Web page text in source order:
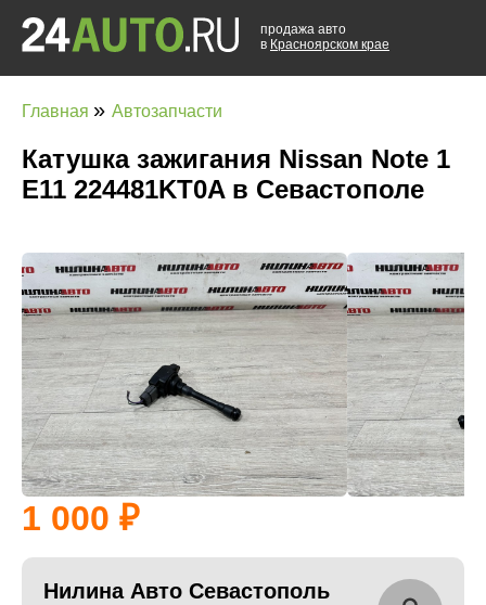
продажа авто
в Красноярском крае
Главная » Автозапчасти
Катушка зажигания Nissan Note 1
E11 224481KT0A в Севастополе
1 000
Нилина Авто Севастополь